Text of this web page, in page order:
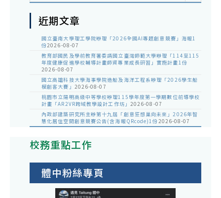
近期文章
國立臺南大學理工學院辦理「2026全國AI專題創意競賽」海報1
份2026-08-07
教育部國民及學前教育署委請國立臺灣師範大學辦理「114至115
年度健康促進學校輔導計畫師資專業成長研習」實施計畫1份
2026-08-07
國立高雄科技大學海事學院造船及海洋工程系辦理「2026學生船
模創客大賽」 2026-08-07
桃園市立陽明高級中等學校辦理115學年度第一學期數位前導學校
計畫「AR2VR跨域教學設計工作坊」 2026-08-07
內政部建築研究所主辦第十九屆「創意狂想巢向未來」2026年智
慧化居住空間創意競賽公告(含海報QRcode)1份2026-08-07
校務重點工作
體中粉絲專頁